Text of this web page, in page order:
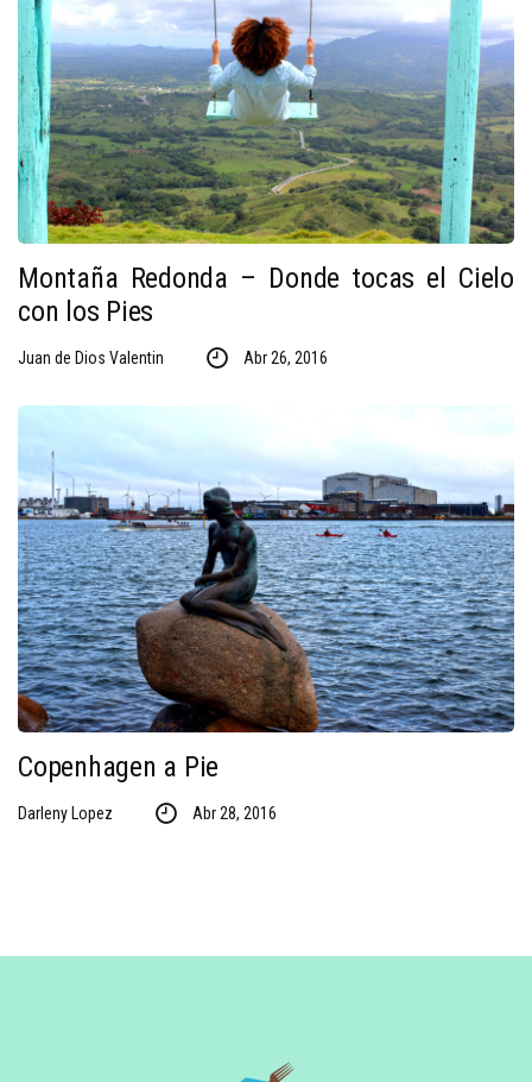
Montaña Redonda – Donde tocas el Cielo
con los Pies
Juan de Dios Valentin Abr 26, 2016
Copenhagen a Pie
Darleny Lopez Abr 28, 2016